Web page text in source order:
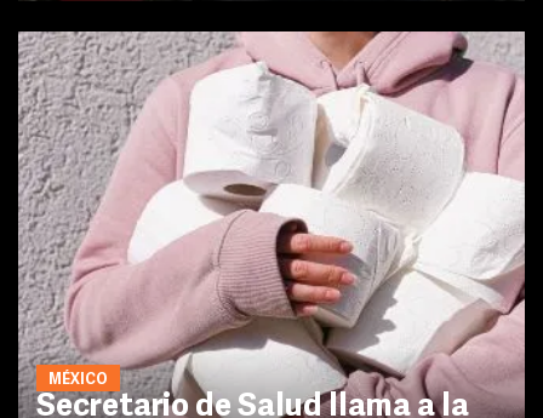
MÉXICO
Secretario de Salud llama a la